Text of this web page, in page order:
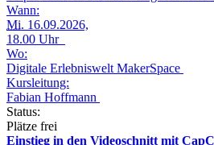
Wann:
Mi. 16.09.2026,
18.00 Uhr
Wo:
Digitale Erlebniswelt MakerSpace
Kursleitung:
Fabian Hoffmann
Status:
Plätze frei
Einstieg in den Videoschnitt mit